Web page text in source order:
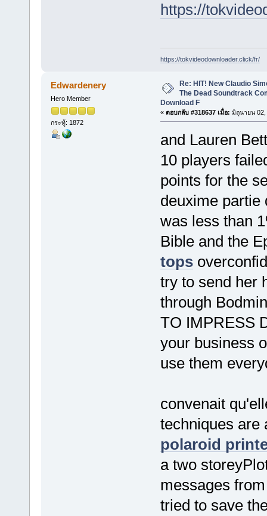
https://
https://tokvideodownloader.click/fr/
Edwardenery
Hero Member
กระทู้: 1872
Re: HIT! New Claudio
The Dead Soundtrack
Download F
« ตอบกลับ #318637 เมื่อ: มิถุนายน 02,
and Lauren
10 players
points for the
deuxime
was less than
Bible and the
tops
try to send her
through
TO IMPRESS
your business
use them
convenait
techniques are
polaroid
a two
messages
tried to save